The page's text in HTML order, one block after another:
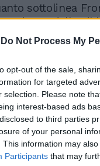
Do Not Process My
opt-out of the sale,
for targeted
selection. Please note
interest-based ads
to third parties
of your personal
This information may
Participants that may
sottolinea
arrivano dalla
di aver
presenza delle
molti rifiutano
analizzato
le rotte
e Zuara in
e
«La Libia è